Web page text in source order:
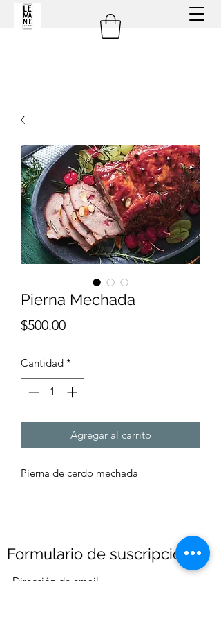
Pierna Mechada
$500.00Precio
Cantidad *
Agregar al carrito
Pierna de cerdo mechada
Formulario de suscripción